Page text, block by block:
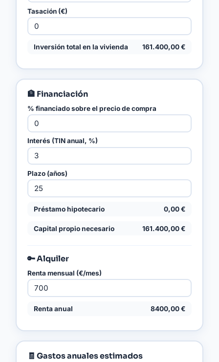
Tasación (€)
Inversión total en la vivienda 161.400,00 €
🏦 Financiación
% financiado sobre el precio de compra
Interés (TIN anual, %)
Plazo (años)
Préstamo hipotecario 0,00 €
Capital propio necesario 161.400,00 €
🔑 Alquiler
Renta mensual (€/mes)
Renta anual 8400,00 €
🧾 Gastos anuales estimados